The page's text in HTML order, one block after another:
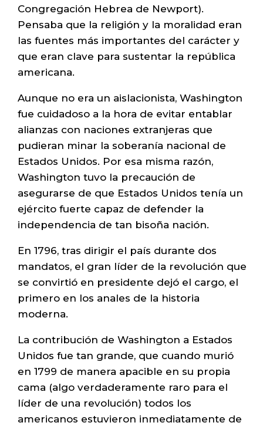
Congregación Hebrea de Newport).
Pensaba que la religión y la moralidad eran
las fuentes más importantes del carácter y
que eran clave para sustentar la república
americana.
Aunque no era un aislacionista, Washington
fue cuidadoso a la hora de evitar entablar
alianzas con naciones extranjeras que
pudieran minar la soberanía nacional de
Estados Unidos. Por esa misma razón,
Washington tuvo la precaución de
asegurarse de que Estados Unidos tenía un
ejército fuerte capaz de defender la
independencia de tan bisoña nación.
En 1796, tras dirigir el país durante dos
mandatos, el gran líder de la revolución que
se convirtió en presidente dejó el cargo, el
primero en los anales de la historia
moderna.
La contribución de Washington a Estados
Unidos fue tan grande, que cuando murió
en 1799 de manera apacible en su propia
cama (algo verdaderamente raro para el
líder de una revolución) todos los
americanos estuvieron inmediatamente de